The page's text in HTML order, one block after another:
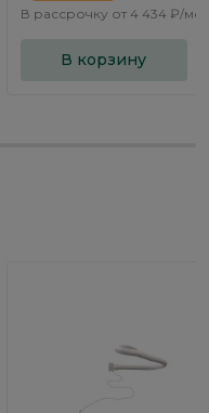
В рассрочку от 4 434 ₽/
В корзину